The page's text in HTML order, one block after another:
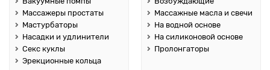
Массажеры простаты
Мастурбаторы
Насадки и удлинители
Секс куклы
Эрекционные кольца
Массажные масла и свечи
На водной основе
На силиконовой основе
Пролонгаторы